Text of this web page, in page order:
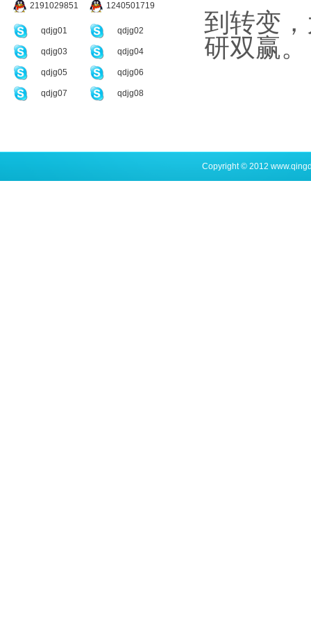
2191029851 1240501719
qdjg01 qdjg02
qdjg03 qdjg04
qdjg05 qdjg06
qdjg07 qdjg08
到转变
研双赢。
Copyright © 2012